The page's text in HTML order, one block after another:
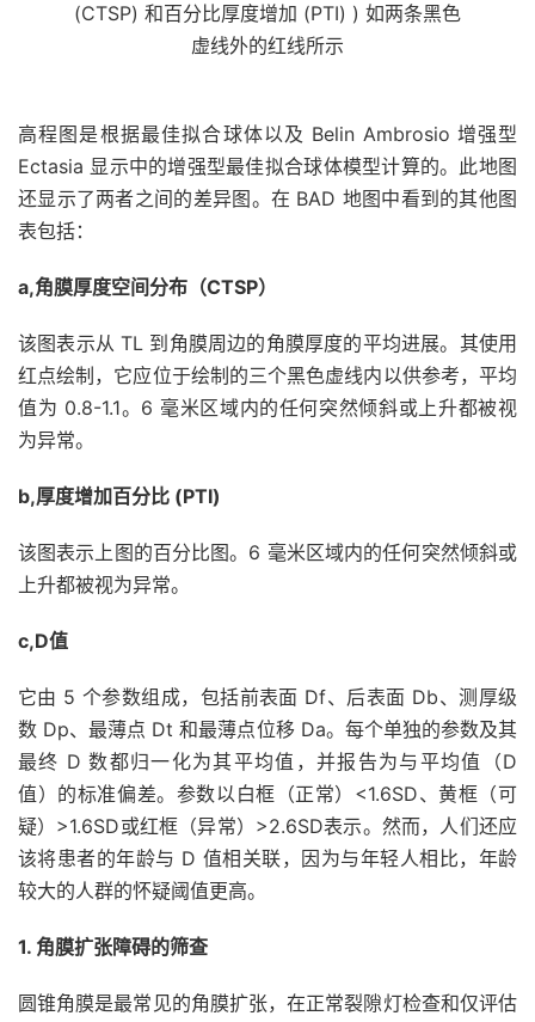
(CTSP) 和百分比厚度增加 (PTI) ) 如两条黑色
虚线外的红线所示
高程图是根据最佳拟合球体以及 Belin Ambrosio 增强型
Ectasia 显示中的增强型最佳拟合球体模型计算的。此地图
还显示了两者之间的差异图。在 BAD 地图中看到的其他图
表包括：
a,角膜厚度空间分布（CTSP）
该图表示从 TL 到角膜周边的角膜厚度的平均进展。其使用
红点绘制，它应位于绘制的三个黑色虚线内以供参考，平均
值为 0.8-1.1。6 毫米区域内的任何突然倾斜或上升都被视
为异常。
b,厚度增加百分比 (PTI)
该图表示上图的百分比图。6 毫米区域内的任何突然倾斜或
上升都被视为异常。
c,D值
它由 5 个参数组成，包括前表面 Df、后表面 Db、测厚级
数 Dp、最薄点 Dt 和最薄点位移 Da。每个单独的参数及其
最终 D 数都归一化为其平均值，并报告为与平均值（D
值）的标准偏差。参数以白框（正常）<1.6SD、黄框（可
疑）>1.6SD或红框（异常）>2.6SD表示。然而，人们还应
该将患者的年龄与 D 值相关联，因为与年轻人相比，年龄
较大的人群的怀疑阈值更高。
1. 角膜扩张障碍的筛查
圆锥角膜是最常见的角膜扩张，在正常裂隙灯检查和仅评估